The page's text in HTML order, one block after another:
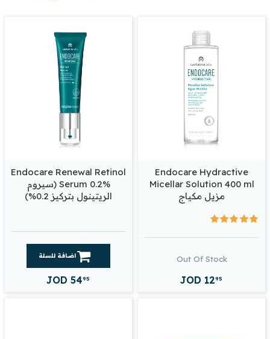
Endocare Hydractive
Micellar Solution 400 ml
مزيل مكياج
Out Of Stock
JOD 1295
Endocare Renewal Retinol
Serum 0.2% (سيروم
الريتينول بتركيز 0.2%)
اضافة للسلة
JOD 5495